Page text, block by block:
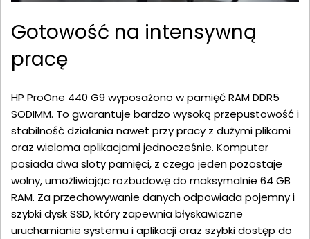
Gotowość na intensywną
pracę
HP ProOne 440 G9 wyposażono w pamięć RAM DDR5
SODIMM. To gwarantuje bardzo wysoką przepustowość i
stabilność działania nawet przy pracy z dużymi plikami
oraz wieloma aplikacjami jednocześnie. Komputer
posiada dwa sloty pamięci, z czego jeden pozostaje
wolny, umożliwiając rozbudowę do maksymalnie 64 GB
RAM. Za przechowywanie danych odpowiada pojemny i
szybki dysk SSD, który zapewnia błyskawiczne
uruchamianie systemu i aplikacji oraz szybki dostęp do